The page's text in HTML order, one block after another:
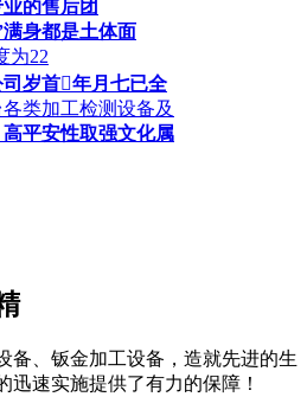
的售后团
身都是土体面
为22
岁首年月七已全
类加工检测设备及
平安性取强文化属
备、钣金加工设备，造就先进的生
迅速实施提供了有力的保障！